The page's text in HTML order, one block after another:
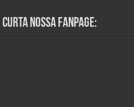
Curta Nossa Fanpage: